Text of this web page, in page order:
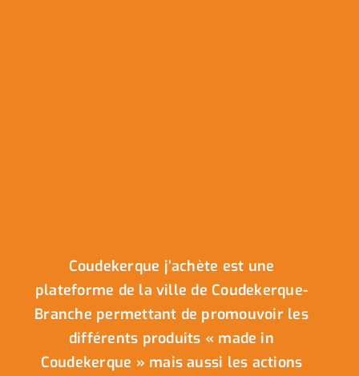
Coudekerque j’achète est une
plateforme de la ville de Coudekerque-
Branche permettant de promouvoir les
différents produits « made in
Coudekerque » mais aussi les actions